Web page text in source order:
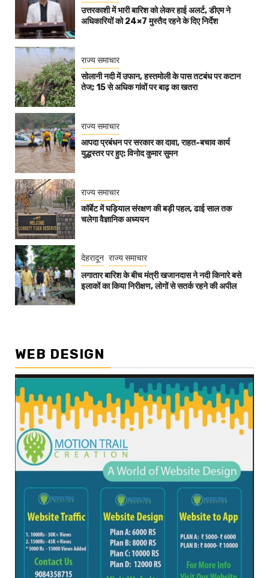
उत्तरकाशी में भारी बारिश को लेकर हाई अलर्ट, डीएम ने
अधिकारियों को 24×7 मुस्तैद रहने के दिए निर्देश
राज्य समाचार
सोलानी नदी में उफान, हस्तमोली के पास तटबंध पर कटान
तेज; 15 से अधिक गांवों पर बाढ़ का खतरा
राज्य समाचार
आपदा प्रबंधन पर सरकार का दावा, राहत-बचाव कार्य
युद्धस्तर पर हुए: विनोद कुमार सुमन
राज्य समाचार
कॉर्बेट में घड़ियाल संरक्षण की बड़ी पहल, ढाई साल तक
चलेगा वैज्ञानिक अध्ययन
देहरादून राज्य समाचार
लगातार बारिश के बीच मंत्री खजानदास ने नदी किनारे बसे
इलाकों का किया निरीक्षण, लोगों से सतर्क रहने की अपील
WEB DESIGN